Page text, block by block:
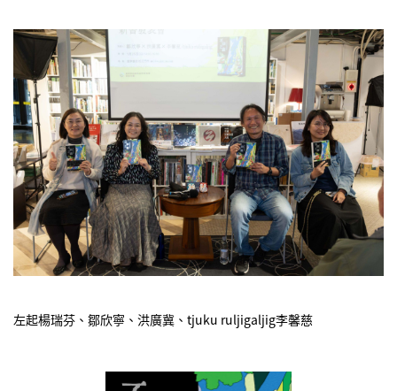
左起楊瑞芬、鄒欣寧、洪廣冀、tjuku ruljigaljig李馨慈